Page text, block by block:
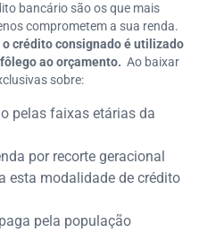
bancário são os que mais
comprometem a sua renda.
crédito consignado é utilizado
ao orçamento. Ao baixar
sobre:
pelas faixas etárias da
por recorte geracional
esta modalidade de crédito
pela população